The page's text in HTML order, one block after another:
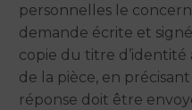
personnelles le
demande écrite et
copie du titre
de la pièce, en
réponse doit être